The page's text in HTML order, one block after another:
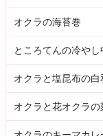
オクラの海苔巻
ところてんの冷やし
オクラと塩昆布の白
オクラと花オクラの